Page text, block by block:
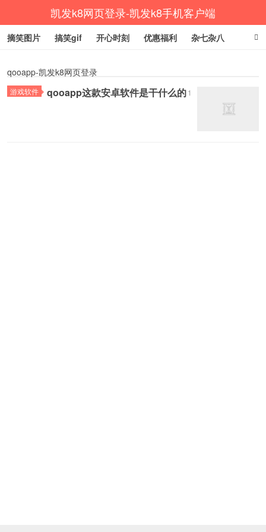
凯发k8网页登录-凯发k8手机客户端
摘笑图片 搞笑gif 开心时刻 优惠福利 杂七杂八
qooapp-凯发k8网页登录
游戏软件 qooapp这款安卓软件是干什么的1